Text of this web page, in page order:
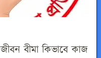
বীমা কিভাবে কাজ